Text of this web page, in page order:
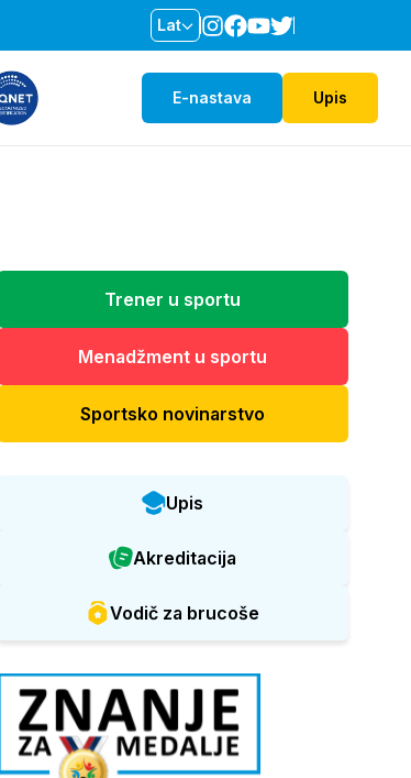
Lat
E-nastava Upis
Trener u sportu
Menadžment u sportu
Sportsko novinarstvo
Upis
Akreditacija
Vodič za brucoše